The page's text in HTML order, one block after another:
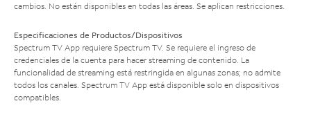
cambios. No están disponibles en todas las áreas. Se aplican restricciones.
Especificaciones de Productos/Dispositivos
Spectrum TV App requiere Spectrum TV. Se requiere el ingreso de
credenciales de la cuenta para hacer streaming de contenido. La
funcionalidad de streaming está restringida en algunas zonas; no admite
todos los canales. Spectrum TV App está disponible solo en dispositivos
compatibles.